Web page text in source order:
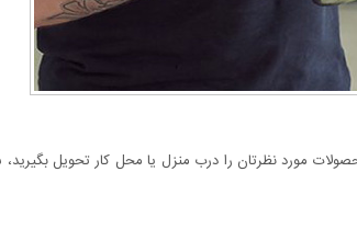
مورد نظرتان را درب منزل یا محل کار تحویل بگیرید،